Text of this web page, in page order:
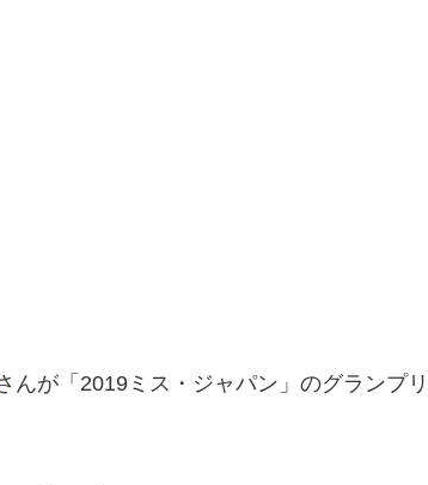
んが「2019ミス・ジャパン」のグランプリ